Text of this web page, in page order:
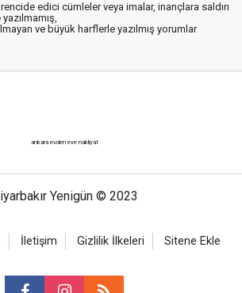
edici cümleler veya imalar, inançlara saldırı
ve büyük harflerle yazılmış yorumlar
ankara evden eve nakliyat
Yenigün © 2023
İletişim Gizlilik İlkeleri Sitene Ekle